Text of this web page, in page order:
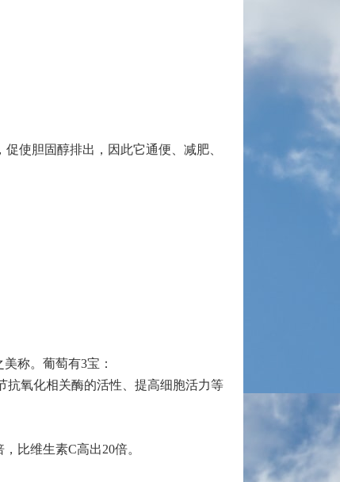
使胆固醇排出，因此它通便、减肥、
称。葡萄有3宝：
氧化相关酶的活性、提高细胞活力等
比维生素C高出20倍。